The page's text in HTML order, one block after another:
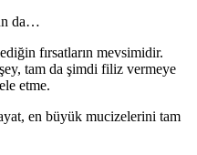
da…
fırsatların mevsimidir.
tam da şimdi filiz vermeye
etme.
en büyük mucizelerini tam